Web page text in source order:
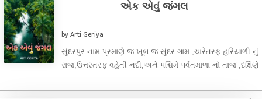
એક એવું જંગલ
by Arti Geriya
સુંદરપુર નામ પ્રમાણે જ ખૂબ જ સુંદર ગામ ,ચારેતરફ હરિયાળી નું
રાજ,ઉત્તરતરફ વહેતી નદી,અને પશ્ચિમે પર્વતમાળા નો તાજ ,દક્ષિણે